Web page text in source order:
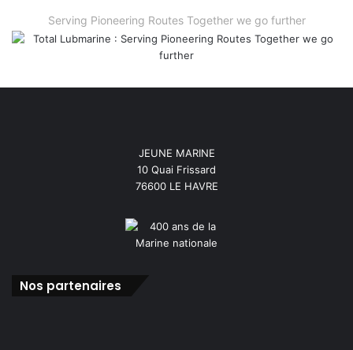
Serving Pioneering Routes Together we go further
JEUNE MARINE
10 Quai Frissard
76600 LE HAVRE
Nos partenaires